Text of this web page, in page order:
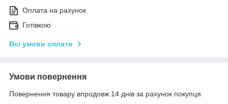
Оплата на рахунок
Готівкою
Всі умови оплати
Умови повернення
Повернення товару впродовж 14 днів за рахунок покупця